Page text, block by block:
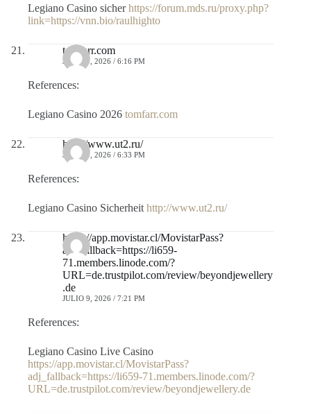
Legiano Casino sicherhttps://forum.mds.ru/proxy.php?
link=https://vnn.bio/raulhighto
tomfarr.com
JULIO 9, 2026 / 6:16 PM
References:
Legiano Casino 2026 tomfarr.com
http://www.ut2.ru/
JULIO 9, 2026 / 6:33 PM
References:
Legiano Casino Sicherheit http://www.ut2.ru/
https://app.movistar.cl/MovistarPass?
adj_fallback=https://li659-
71.members.linode.com/?
URL=de.trustpilot.com/review/beyondjewellery
.de
JULIO 9, 2026 / 7:21 PM
References:
Legiano Casino Live Casino
https://app.movistar.cl/MovistarPass?
adj_fallback=https://li659-71.members.linode.com/?
URL=de.trustpilot.com/review/beyondjewellery.de